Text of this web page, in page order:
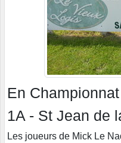
En Championnat
1A - St Jean de
Les joueurs de Mick Le